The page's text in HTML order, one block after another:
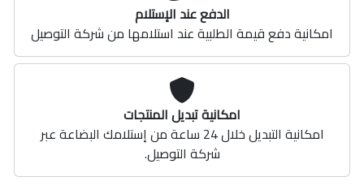
الدفع عند الإستلام
امكانية دفع قيمة الطلبية عند استلامها من شركة التوصيل
امكانية تبديل المنتجات
امكانية التبديل خلال 24 ساعة من إستلامك البضاعة عبر
شركة التوصيل.